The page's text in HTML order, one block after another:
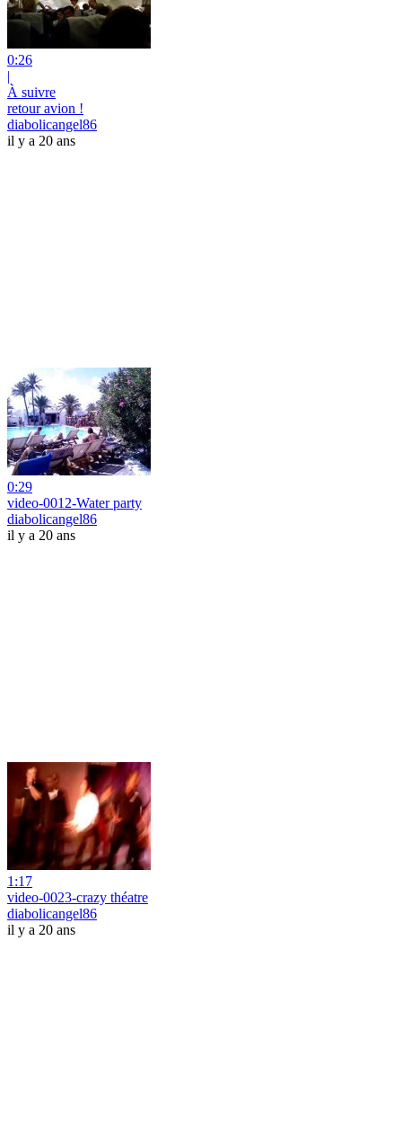
0:26
|
À suivre
retour avion !
diabolicangel86
il y a 20 ans
0:29
video-0012-Water party
diabolicangel86
il y a 20 ans
1:17
video-0023-crazy théatre
diabolicangel86
il y a 20 ans